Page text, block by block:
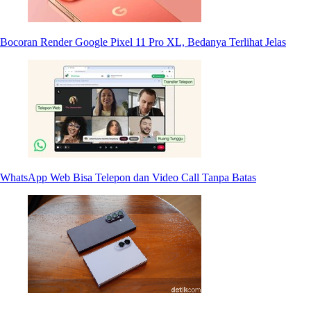
Bocoran Render Google Pixel 11 Pro XL, Bedanya Terlihat Jelas
WhatsApp Web Bisa Telepon dan Video Call Tanpa Batas